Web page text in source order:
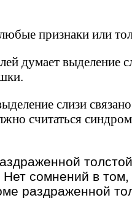
признаки или
думает выделение
слизи
считаться
Нет сомнений в
раздраженной